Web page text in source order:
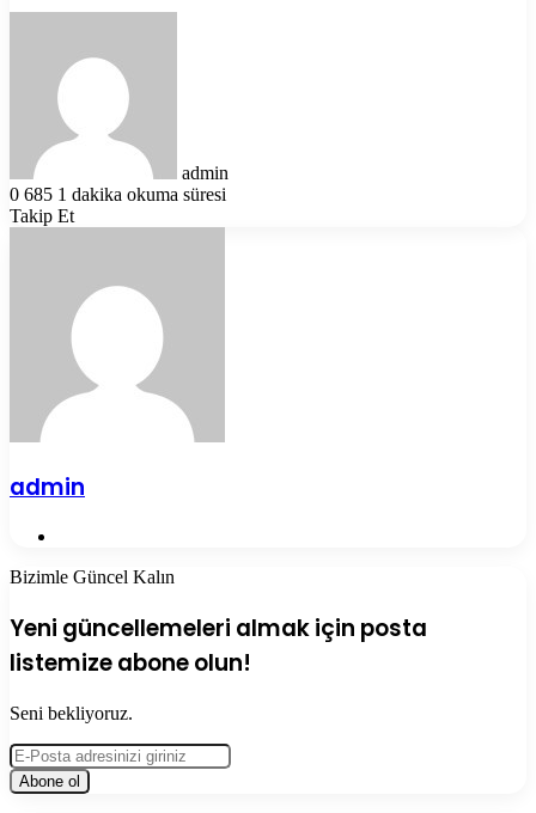
admin
0 685 1 dakika okuma süresi
Takip Et
admin
Bizimle Güncel Kalın
Yeni güncellemeleri almak için posta
listemize abone olun!
Seni bekliyoruz.
E-
Posta
adresinizi